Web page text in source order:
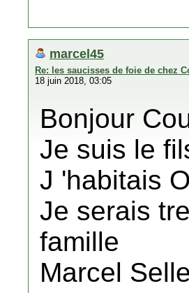
marcel45
Re: les saucisses de foie de chez
18 juin 2018, 03:05
Bonjour
Je suis le
J 'habitais
Je serais
famille
Marcel